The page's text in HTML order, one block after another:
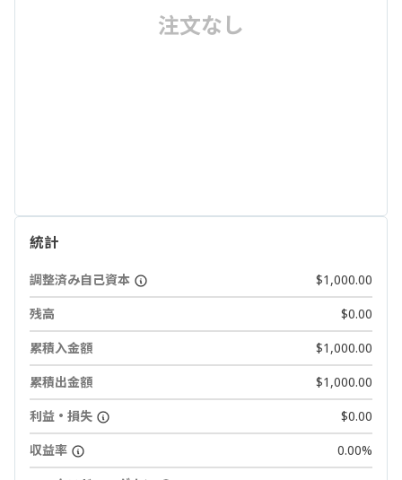
注文なし
統計
調整済み自己資本
$1,000.00
残高
$0.00
累積入金額
$1,000.00
累積出金額
$1,000.00
利益・損失
$0.00
収益率
0.00%